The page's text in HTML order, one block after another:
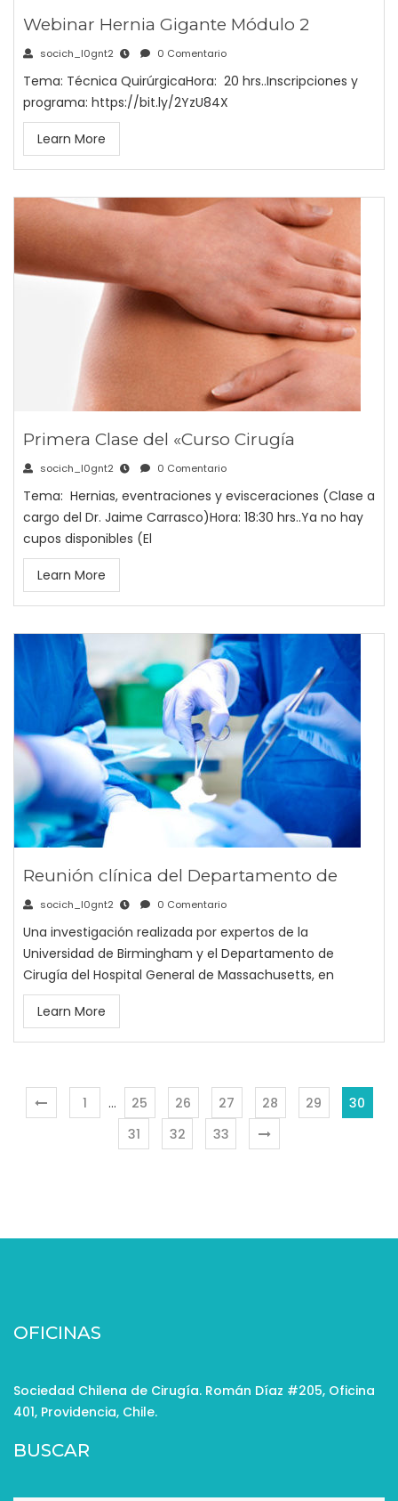
Webinar Hernia Gigante Módulo 2
socich_l0gnt2 0 Comentario
Tema: Técnica QuirúrgicaHora: 20 hrs..Inscripciones y
programa: https://bit.ly/2YzU84X
Learn More
Primera Clase del «Curso Cirugía
socich_l0gnt2 0 Comentario
Tema: Hernias, eventraciones y evisceraciones (Clase a
cargo del Dr. Jaime Carrasco)Hora: 18:30 hrs..Ya no hay
cupos disponibles (El
Learn More
Reunión clínica del Departamento de
socich_l0gnt2 0 Comentario
Una investigación realizada por expertos de la
Universidad de Birmingham y el Departamento de
Cirugía del Hospital General de Massachusetts, en
Learn More
1 … 25 26 27 28 29
30
31
32 33
OFICINAS
Sociedad Chilena de Cirugía. Román Díaz #205, Oficina
401, Providencia, Chile.
BUSCAR